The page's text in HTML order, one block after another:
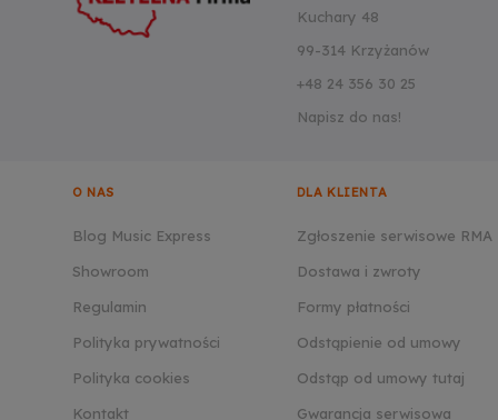
Kuchary 48
99-314 Krzyżanów
+48 24 356 30 25
Napisz do nas!
O NAS
Blog Music Express
Showroom
Regulamin
Polityka prywatności
Polityka cookies
Kontakt
DLA KLIENTA
Zgłoszenie serwisowe RMA
Dostawa i zwroty
Formy płatności
Odstąpienie od umowy
Odstąp od umowy tutaj
Gwarancja serwisowa